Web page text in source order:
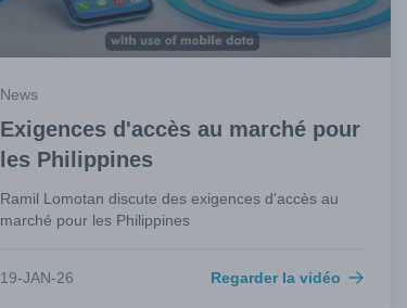
News
Exigences d'accès au marché pour
les Philippines
Ramil Lomotan discute des exigences d'accès au
marché pour les Philippines
19-JAN-26 Regarder la vidéo